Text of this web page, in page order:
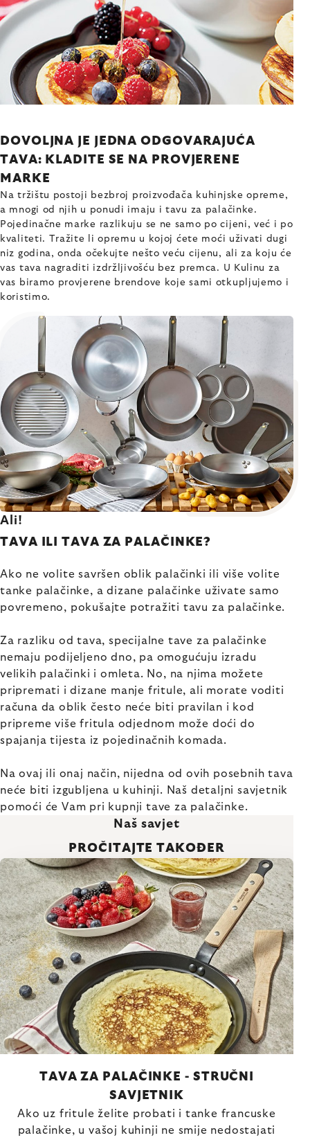
DOVOLJNA JE JEDNA ODGOVARAJUĆA
TAVA: KLADITE SE NA PROVJERENE
MARKE
Na tržištu postoji bezbroj proizvođača kuhinjske opreme,
a mnogi od njih u ponudi imaju i tavu za palačinke.
Pojedinačne marke razlikuju se ne samo po cijeni, već i po
kvaliteti. Tražite li opremu u kojoj ćete moći uživati dugi
niz godina, onda očekujte nešto veću cijenu, ali za koju će
vas tava nagraditi izdržljivošću bez premca. U Kulinu za
vas biramo provjerene brendove koje sami otkupljujemo i
koristimo.
Ali!
TAVA ILI TAVA ZA PALAČINKE?
Ako ne volite savršen oblik palačinki ili više volite
tanke palačinke, a dizane palačinke uživate samo
povremeno, pokušajte potražiti tavu za palačinke.
Za razliku od tava, specijalne tave za palačinke
nemaju podijeljeno dno, pa omogućuju izradu
velikih palačinki i omleta. No, na njima možete
pripremati i dizane manje fritule, ali morate voditi
računa da oblik često neće biti pravilan i kod
pripreme više fritula odjednom može doći do
spajanja tijesta iz pojedinačnih komada.
Na ovaj ili onaj način, nijedna od ovih posebnih tava
neće biti izgubljena u kuhinji. Naš detaljni savjetnik
pomoći će Vam pri kupnji tave za palačinke.
Naš savjet
PROČITAJTE TAKOĐER
TAVA ZA PALAČINKE - STRUČNI
SAVJETNIK
Ako uz fritule želite probati i tanke francuske
palačinke, u vašoj kuhinji ne smije nedostajati